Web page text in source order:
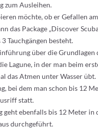
zum Ausleihen.
möchte, ob er Gefallen
das Package „Discover
Tauchgängen besteht.
über die Grundlagen
Lagune, in der man beim
das Atmen unter Wasser übt.
bei dem man schon bis 12
statt.
geht ebenfalls bis 12 Meter in
durchgeführt.